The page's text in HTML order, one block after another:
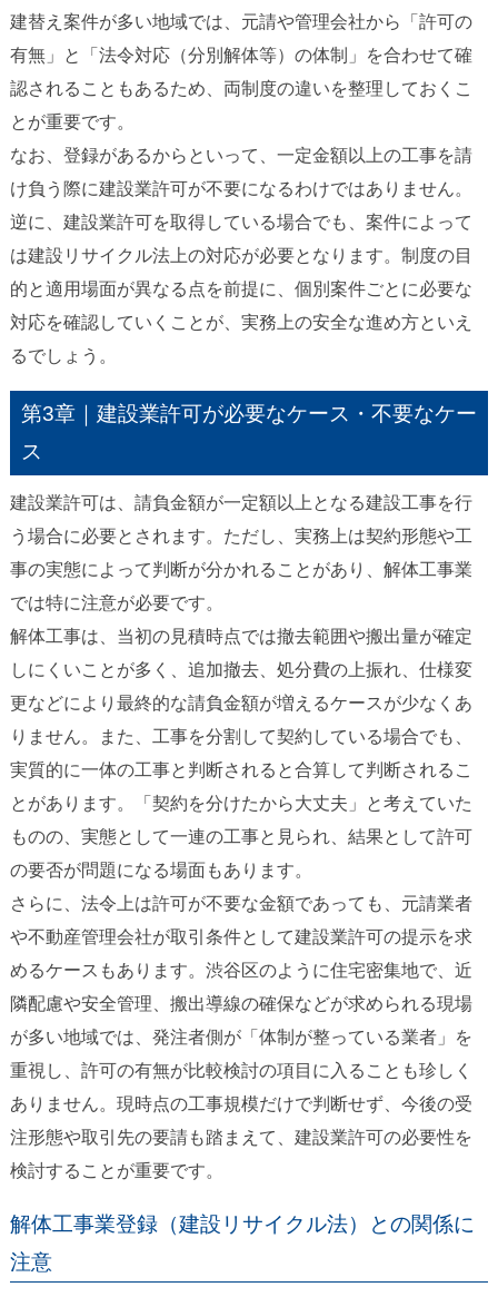
建替え案件が多い地域では、元請や管理会社から「許可の
有無」と「法令対応（分別解体等）の体制」を合わせて確
認されることもあるため、両制度の違いを整理しておくこ
とが重要です。
なお、登録があるからといって、一定金額以上の工事を請
け負う際に建設業許可が不要になるわけではありません。
逆に、建設業許可を取得している場合でも、案件によって
は建設リサイクル法上の対応が必要となります。制度の目
的と適用場面が異なる点を前提に、個別案件ごとに必要な
対応を確認していくことが、実務上の安全な進め方といえ
るでしょう。
第3章｜建設業許可が必要なケース・不要なケー
ス
建設業許可は、請負金額が一定額以上となる建設工事を行
う場合に必要とされます。ただし、実務上は契約形態や工
事の実態によって判断が分かれることがあり、解体工事業
では特に注意が必要です。
解体工事は、当初の見積時点では撤去範囲や搬出量が確定
しにくいことが多く、追加撤去、処分費の上振れ、仕様変
更などにより最終的な請負金額が増えるケースが少なくあ
りません。また、工事を分割して契約している場合でも、
実質的に一体の工事と判断されると合算して判断されるこ
とがあります。「契約を分けたから大丈夫」と考えていた
ものの、実態として一連の工事と見られ、結果として許可
の要否が問題になる場面もあります。
さらに、法令上は許可が不要な金額であっても、元請業者
や不動産管理会社が取引条件として建設業許可の提示を求
めるケースもあります。渋谷区のように住宅密集地で、近
隣配慮や安全管理、搬出導線の確保などが求められる現場
が多い地域では、発注者側が「体制が整っている業者」を
重視し、許可の有無が比較検討の項目に入ることも珍しく
ありません。現時点の工事規模だけで判断せず、今後の受
注形態や取引先の要請も踏まえて、建設業許可の必要性を
検討することが重要です。
解体工事業登録（建設リサイクル法）との関係に
注意